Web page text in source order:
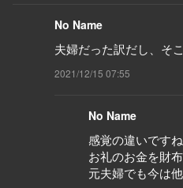
No Name
夫婦だった訳だし、そ
2021/12/15 07:55
No Name
感覚の違いですね
お礼のお金を財
元夫婦でも今は